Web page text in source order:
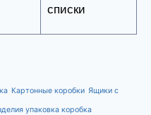
списки
Картонные коробки Ящики с
упаковка коробка